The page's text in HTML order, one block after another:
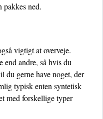
pakkes ned.
vigtigt at overveje.
end andre, så hvis du
du gerne have noget, der
typisk enten syntetisk
med forskellige typer